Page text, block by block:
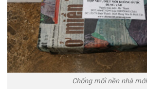
Chống mối nền nhà mới